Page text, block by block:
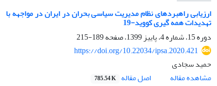
ارزیابی راهبردهای نظام مدیریت سیاسی بحران در ایران در مواجهه با
تهدیدات همه گیری کووید-19
دوره 15، شماره 4، پاییز 1399، صفحه
189-215
https://doi.org/10.22034/ipsa.2020.421
حمید سجادی
مشاهده مقاله
اصل مقاله 785.54 K